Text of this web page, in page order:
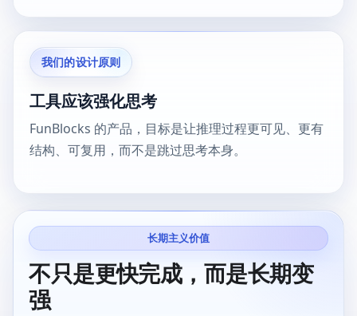
我们的设计原则
工具应该强化思考
FunBlocks 的产品，目标是让推理过程更可见、更有
结构、可复用，而不是跳过思考本身。
长期主义价值
不只是更快完成，而是长期变
强